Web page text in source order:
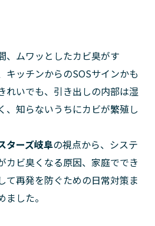
、ムワッとしたカビ臭がす
ッチンからのSOSサインかも
れいでも、引き出しの内部は湿
、知らないうちにカビが繁殖し
ターズ岐阜の視点から、システ
カビ臭くなる原因、家庭ででき
て再発を防ぐための日常対策ま
した。